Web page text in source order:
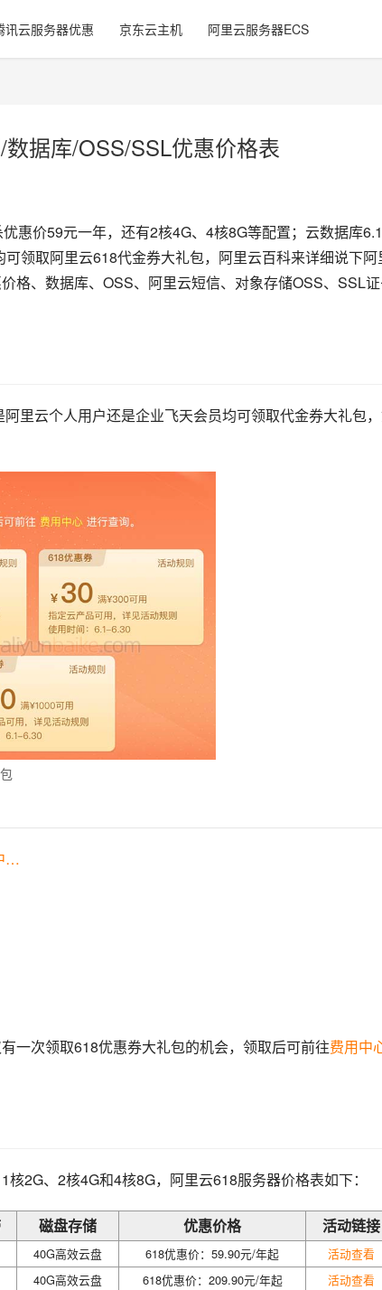
讯云服务器优惠 京东云主机 阿里云服务器ECS
据库/OSS/SSL优惠价格表
惠价59元一年，还有2核4G、4核8G等配置；云数据库
领取阿里云618代金券大礼包，阿里云百科来详细说下阿
格、数据库、OSS、阿里云短信、对象存储OSS、SSL
里云个人用户还是企业飞天会员均可领取代金券大礼包
…
一次领取618优惠券大礼包的机会，领取后可前往费用中
2G、2核4G和4核8G，阿里云618服务器价格表如下：
磁盘存储 优惠价格 活动链接
40G高效云盘 618优惠价：59.90元/年起
活动查看
40G高效云盘 618优惠价：209.90元/年起
活动查看